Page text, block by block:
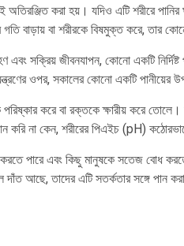
অতিরঞ্জিত করা হয়। যদিও এটি শরীরে
গতি বাড়ায় বা শরীরকে বিষমুক্ত করে, তার
সক্রিয় জীবনযাপন, কোনো একটি
ওপর, সকালের কোনো একটি পানীয়ের
করে বা রক্তকে ক্ষারীয় করে
করি না কেন, শরীরের পিএইচ (pH)
পারে এবং কিছু মানুষকে সতেজ বোধ
দাঁত আছে, তাদের এটি সতর্কতার সঙ্গে পান